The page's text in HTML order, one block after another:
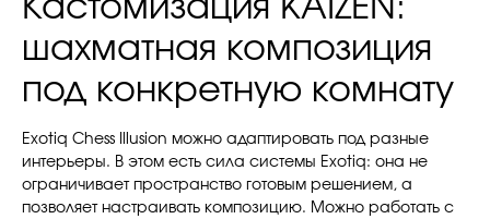
Кастомизация KAIZEN:
шахматная композиция
под конкретную комнату
Exotiq Chess Illusion можно адаптировать под разные
интерьеры. В этом есть сила системы Exotiq: она не
ограничивает пространство готовым решением, а
позволяет настраивать композицию. Можно работать с